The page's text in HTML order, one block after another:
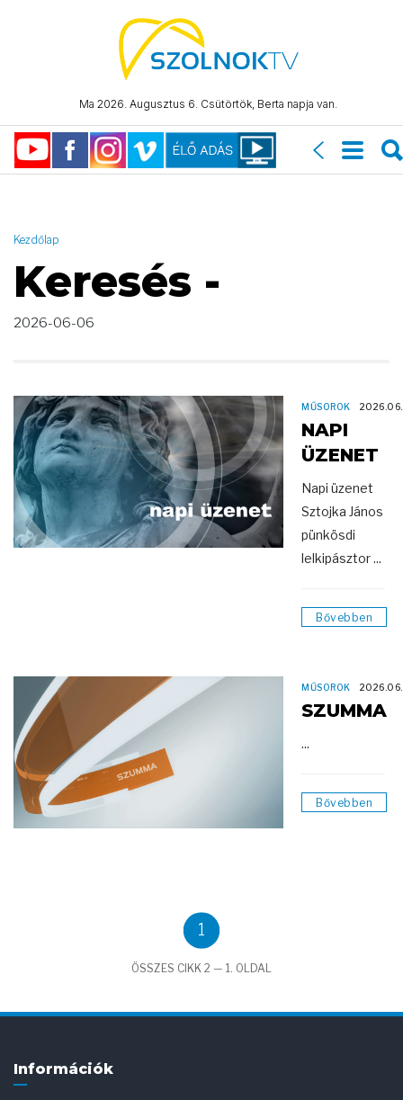
Ma 2026. Augusztus 6. Csütörtök, Berta napja van.
"2026-06-06 23:59:59" )
Kezdőlap
Keresés -
2026-06-06
MŰSOROK
NAPI
ÜZENET
Napi üzenet
Sztojka János
pünkösdi
lelkipásztor ...
Bővebben
MŰSOROK
SZUMMA
...
Bővebben
1
ÖSSZES CIKK 2 — 1. OLDAL
Információk